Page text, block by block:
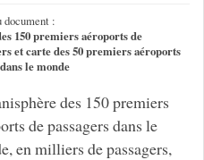
:
150 premiers aéroports de
et carte des 50 premiers aéroports
le monde
des 150 premiers
de passagers dans le
en milliers de passagers,